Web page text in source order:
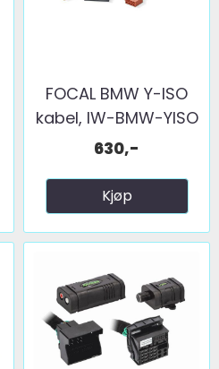
FOCAL BMW Y-ISO
kabel, IW-BMW-YISO
630,-
Kjøp